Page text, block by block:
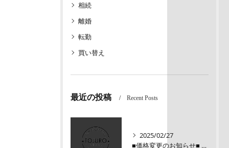
相続
離婚
転勤
買い替え
最近の投稿 Recent Posts
2025/02/27
■価格変更のお知らせ■ メロディーハイム三条堺町2階